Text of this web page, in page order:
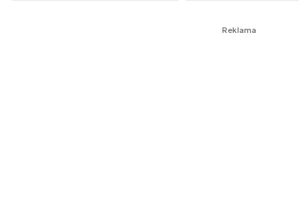
Reklama